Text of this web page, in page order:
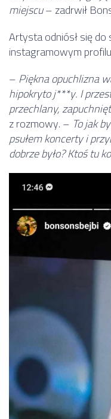
miejscu– zadrwił
Artysta odniósł się
instagramowym
–Piękna opuchlizna
hipokryto j***y. I
przechlany,
z rozmowy. – To jak
psułem koncerty i
dobrze było? Ktoś tu